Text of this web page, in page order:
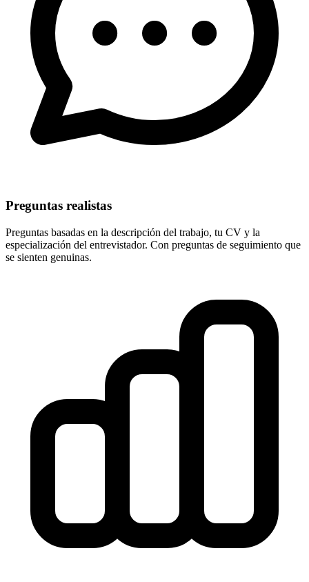
Preguntas realistas
Preguntas basadas en la descripción del trabajo, tu CV y la
especialización del entrevistador. Con preguntas de seguimiento que
se sienten genuinas.